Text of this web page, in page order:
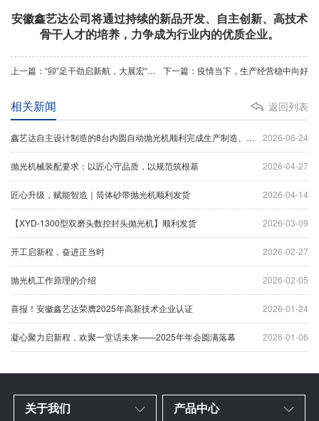
安徽鑫艺达公司将通过持续的新品开发、自主创新、高技术
骨干人才的培养，力争成为行业内的优质企业。
上一篇：“卯”足干劲启新航，大展宏“兔”开新篇 下一篇：疫情当下，生产经营稳中向好
返回列表
相关新闻
2026-06-24
鑫艺达自主设计制造的8台内圆自动抛光机顺利完成生产制造、设备调试及出厂验收工作，并于今日正式装车发货。
2026-04-27
抛光机械装配要求：以匠心守品质，以规范筑根基
2026-04-14
匠心升级，赋能智造｜筒体砂带抛光机顺利发货
2026-03-09
【XYD-1300型双磨头数控封头抛光机】顺利发货
2026-02-27
开工启新程，奋进正当时
2026-02-05
抛光机工作原理的介绍
2026-01-24
喜报！安徽鑫艺达荣膺2025年高新技术企业认证
2026-01-06
凝心聚力启新程，欢聚一堂话未来——2025年年会圆满落幕
关于我们 产品中心